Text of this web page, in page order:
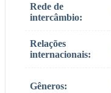
Rede de
intercâmbio:
Relações
internacionais:
Gêneros: